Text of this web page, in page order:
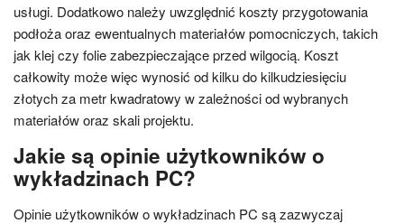
usługi. Dodatkowo należy uwzględnić koszty przygotowania
podłoża oraz ewentualnych materiałów pomocniczych, takich
jak klej czy folie zabezpieczające przed wilgocią. Koszt
całkowity może więc wynosić od kilku do kilkudziesięciu
złotych za metr kwadratowy w zależności od wybranych
materiałów oraz skali projektu.
Jakie są opinie użytkowników o
wykładzinach PC?
Opinie użytkowników o wykładzinach PC są zazwyczaj